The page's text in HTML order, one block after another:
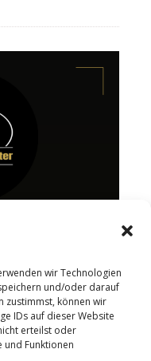
wir Technologien
und/oder darauf
zustimmst, können wir
IDs auf dieser Website
erteilst oder
und Funktionen